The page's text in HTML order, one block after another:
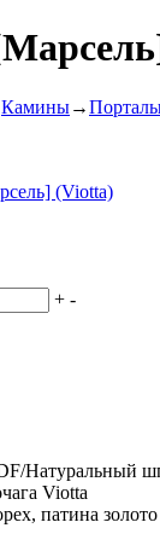
Камины→
+ -
Натуральный
Viotta
патина золото